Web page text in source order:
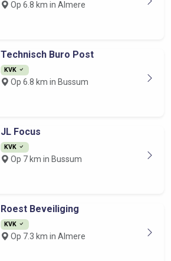
Op 6.8 km in Almere
Technisch Buro Post
KVK
Op 6.8 km in Bussum
JL Focus
KVK
Op 7 km in Bussum
Roest Beveiliging
KVK
Op 7.3 km in Almere